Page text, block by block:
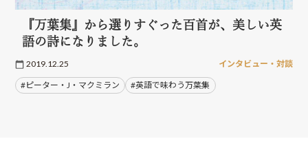
『万葉集』から選りすぐった百首が、美しい英
語の詩になりました。
2019.12.25 インタビュー・対談
#ピーター・J・マクミラン #英語で味わう万葉集